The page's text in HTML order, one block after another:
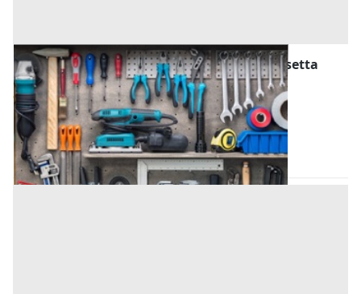
Attrezzature ed Utensili all'asta a Caltanissetta
Gela (Caltanissetta)
Offerta minima
95 €
Codice asta:AN031362
Asta chiusa